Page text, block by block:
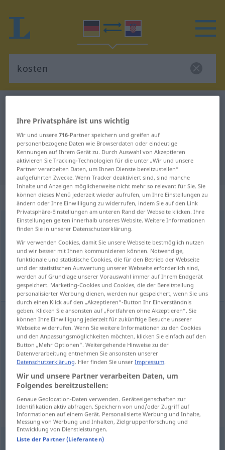
Deutsch-Kroatisch Übersetzung für
"kosten"
"kosten" Kroatisch Übersetzung
„kosten“
kosten
Übersicht aller Übersetzungen
(Für mehr Details die Übersetzung anklicken/antippen)
stajati, koštati, okusiti, probati, oduzeti
stajati,koštati kostenPreis
oduzeti(-uzimati) kosten Zeit
okusiti ,probati kosten Essen
Synonyme für "kosten"
Ihre Privatsphäre ist uns wichtig
Wir und unsere716-Partner speichern und greifen auf
personenbezogene Daten wie Browserdaten oder eindeutige
Kennungen auf Ihrem Gerät zu. Durch Auswahl von Akzeptieren
aktivieren Sie Tracking-Technologien für die unter „Wir und unsere
Partner verarbeiten Daten, um Ihnen Dienste bereitzustellen“
aufgeführten Zwecke. Wenn Tracker deaktiviert sind, sind manche
Inhalte und Anzeigen möglicherweise nicht mehr so relevant für Sie. Sie
können dieses Menü jederzeit wieder aufrufen, um Ihre Einstellungen zu
ändern oder Ihre Einwilligung zu widerrufen, indem Sie auf den Link
Privatsphäre-Einstellungen am unteren Rand der Webseite klicken. Ihre
Einstellungen gelten innerhalb unseres Website. Weitere Informationen
finden Sie in unserer Datenschutzerklärung.
Wir verwenden Cookies, damit Sie unsere Webseite bestmöglich nutzen
und wir besser mit Ihnen kommunizieren können. Notwendige,
funktionale und statistische Cookies, die für den Betrieb der Webseite
und der statistischen Auswertung unserer Webseite erforderlich sind,
werden auf Grundlage unserer Vorauswahl immer auf Ihrem Endgerät
gespeichert. Marketing-Cookies und Cookies, die der Bereitstellung
personalisierter Werbung dienen, werden nur gespeichert, wenn Sie uns
durch einen Klick auf den „Akzeptieren“-Button Ihr Einverständnis
geben. Klicken Sie ansonsten auf „Fortfahren ohne Akzeptieren“. Sie
können Ihre Einwilligung jederzeit für zukünftige Besuche unserer
Webseite widerrufen. Wenn Sie weitere Informationen zu den Cookies
und den Anpassungsmöglichkeiten möchten, klicken Sie einfach auf den
Button „Mehr Optionen“. Weitergehende Hinweise zu der
Datenverarbeitung entnehmen Sie ansonsten unserer
Datenschutzerklärung. Hier finden Sie unserImpressum.
Wir und unsere Partner verarbeiten Daten, um
Folgendes bereitzustellen:
Genaue Geolocation-Daten verwenden. Geräteeigenschaften zur
Identifikation aktiv abfragen. Speichern von und/oder Zugriff auf
Informationen auf einem Gerät. Personalisierte Werbung und Inhalte,
Messung von Werbung und Inhalten, Zielgruppenforschung und
Entwicklung von Dienstleistungen.
Liste der Partner (Lieferanten)